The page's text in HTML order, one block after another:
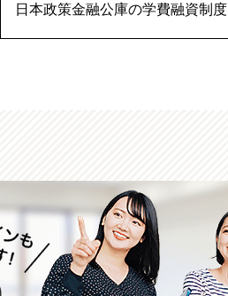
日本政策金融公庫の学費融資制度